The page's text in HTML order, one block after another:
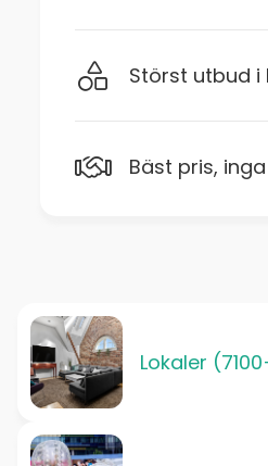
Störst utbud i
Bäst pris,
Lokaler